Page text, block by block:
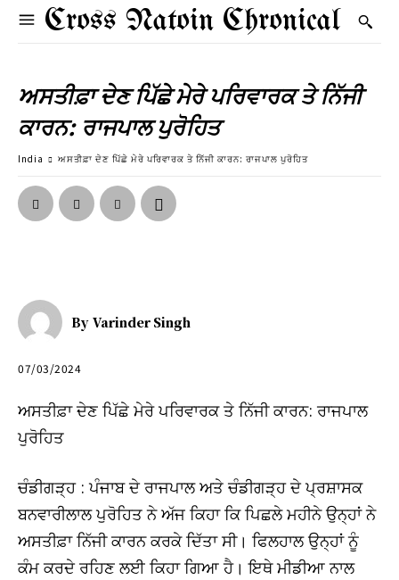
Cross Natoin Chronical
ਅਸਤੀਫ਼ਾ ਦੇਣ ਪਿੱਛੇ ਮੇਰੇ ਪਰਿਵਾਰਕ ਤੇ ਨਿੱਜੀ
ਕਾਰਨ: ਰਾਜਪਾਲ ਪੁਰੋਹਿਤ
India ਅਸਤੀਫ਼ਾ ਦੇਣ ਪਿੱਛੇ ਮੇਰੇ ਪਰਿਵਾਰਕ ਤੇ ਨਿੱਜੀ ਕਾਰਨ: ਰਾਜਪਾਲ ਪੁਰੋਹਿਤ
By Varinder Singh
07/03/2024
ਅਸਤੀਫ਼ਾ ਦੇਣ ਪਿੱਛੇ ਮੇਰੇ ਪਰਿਵਾਰਕ ਤੇ ਨਿੱਜੀ ਕਾਰਨ: ਰਾਜਪਾਲ
ਪੁਰੋਹਿਤ
ਚੰਡੀਗੜ੍ਹ : ਪੰਜਾਬ ਦੇ ਰਾਜਪਾਲ ਅਤੇ ਚੰਡੀਗੜ੍ਹ ਦੇ ਪ੍ਰਸ਼ਾਸਕ
ਬਨਵਾਰੀਲਾਲ ਪੁਰੋਹਿਤ ਨੇ ਅੱਜ ਕਿਹਾ ਕਿ ਪਿਛਲੇ ਮਹੀਨੇ ਉਨ੍ਹਾਂ ਨੇ
ਅਸਤੀਫ਼ਾ ਨਿੱਜੀ ਕਾਰਨ ਕਰਕੇ ਦਿੱਤਾ ਸੀ। ਫਿਲਹਾਲ ਉਨ੍ਹਾਂ ਨੂੰ
ਕੰਮ ਕਰਦੇ ਰਹਿਣ ਲਈ ਕਿਹਾ ਗਿਆ ਹੈ। ਇਥੇ ਮੀਡੀਆ ਨਾਲ